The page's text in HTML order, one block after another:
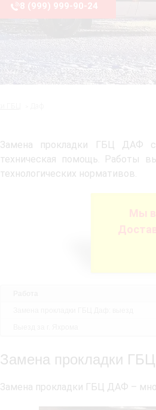
8 (999) 999-90-24
Замена прокладки ГБЦ ДАФ с
техническая помощь. Работы
технологических нормативов.
Мы
Замена прокладки
Замена прокладки ГБЦ ДАФ –